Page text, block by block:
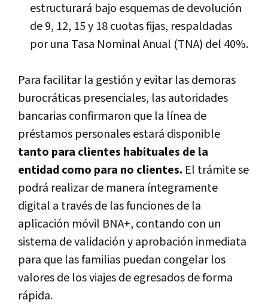
estructurará bajo esquemas de devolución
de 9, 12, 15 y 18 cuotas fijas, respaldadas
por una Tasa Nominal Anual (TNA) del 40%.
Para facilitar la gestión y evitar las demoras
burocráticas presenciales, las autoridades
bancarias confirmaron que la línea de
préstamos personales estará disponible
tanto para clientes habituales de la
entidad como para no clientes. El trámite se
podrá realizar de manera íntegramente
digital a través de las funciones de la
aplicación móvil BNA+, contando con un
sistema de validación y aprobación inmediata
para que las familias puedan congelar los
valores de los viajes de egresados de forma
rápida.